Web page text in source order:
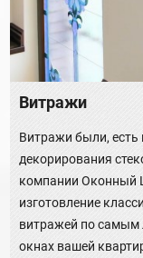
Витражи
Витражи были,
декорирования
компании Оконный
изготовление
витражей по самым
окнах вашей